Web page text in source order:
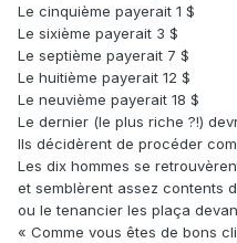
Le cinquième payerait 1 $
Le sixième payerait 3 $
Le septième payerait 7 $
Le huitième payerait 12 $
Le neuvième payerait 18 $
Le dernier (le plus riche ?!)
Ils décidèrent de procéder
Les dix hommes se
et semblèrent assez contents
ou le tenancier les plaça
« Comme vous êtes de bons